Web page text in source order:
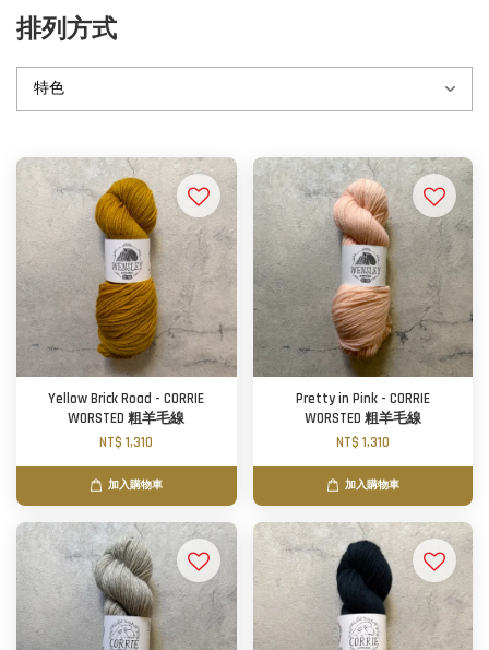
排列方式
Yellow Brick Road - CORRIE
WORSTED 粗羊毛線
NT$ 1,310
加入購物車
Pretty in Pink - CORRIE
WORSTED 粗羊毛線
NT$ 1,310
加入購物車